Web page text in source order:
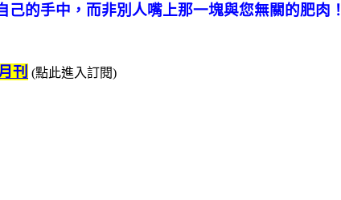
的手中，而非別人嘴上那一塊與您無關的肥肉！
刊 (點此進入訂閱)